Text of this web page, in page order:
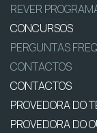
REVER
CONCURSOS
PERGUNTAS
CONTACTOS
CONTACTOS
PROVEDORA DO
PROVEDORA DO